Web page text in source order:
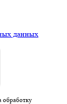
данных
обработку